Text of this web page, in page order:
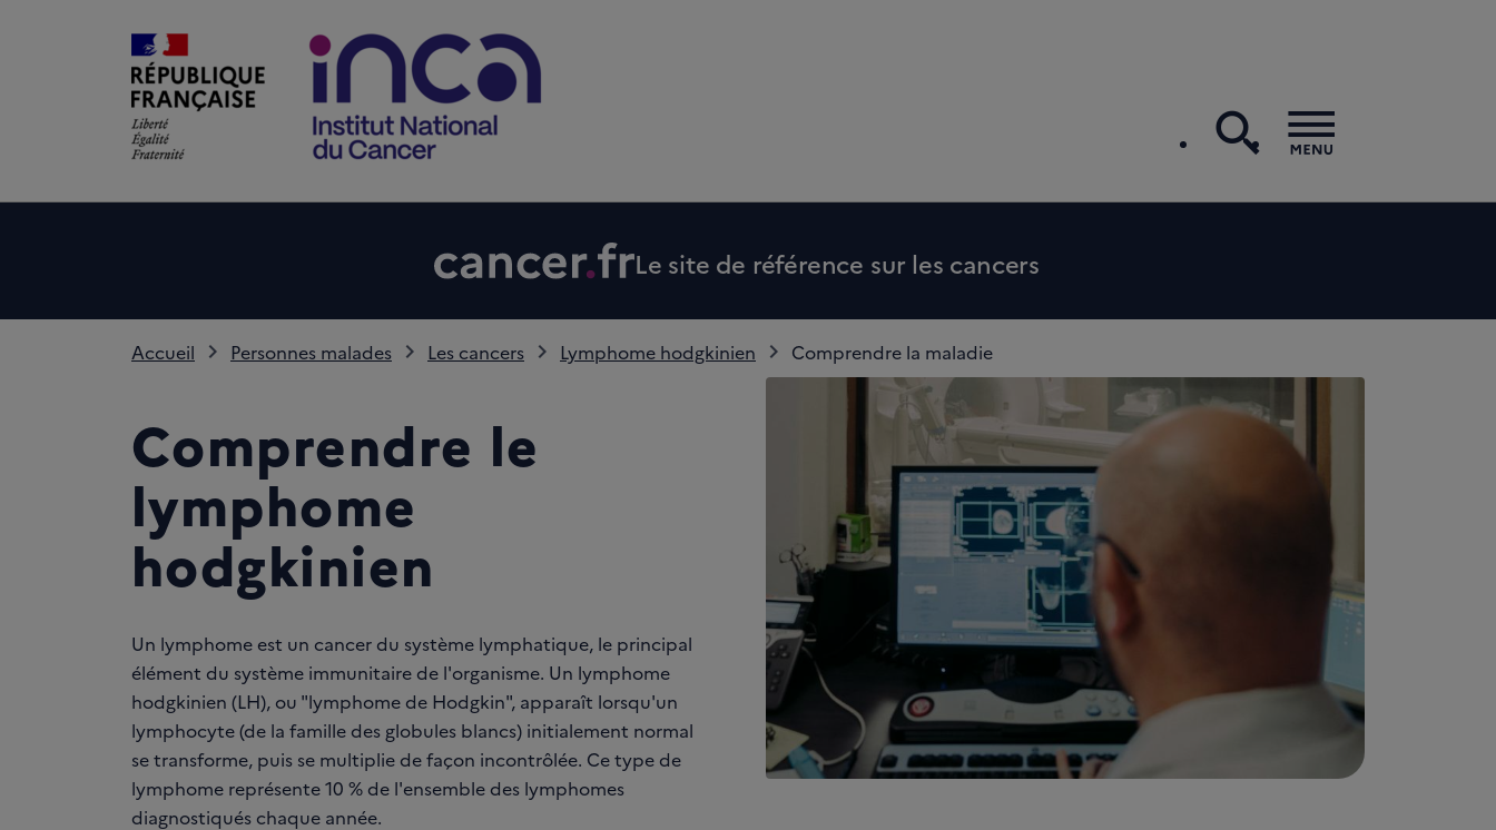
recherche
Menu
Le site de référence sur les cancers
Accueil Personnes malades Les cancers Lymphome hodgkinien Comprendre la maladie
Comprendre le
lymphome
hodgkinien
Un lymphome est un cancer du système lymphatique, le principal
élément du système immunitaire de l'organisme. Un lymphome
hodgkinien (LH), ou "lymphome de Hodgkin", apparaît lorsqu'un
lymphocyte (de la famille des globules blancs) initialement normal
se transforme, puis se multiplie de façon incontrôlée. Ce type de
lymphome représente 10 % de l'ensemble des lymphomes
diagnostiqués chaque année.